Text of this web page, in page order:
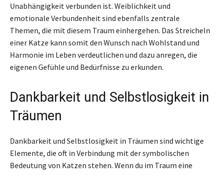
Unabhängigkeit verbunden ist. Weiblichkeit und
emotionale Verbundenheit sind ebenfalls zentrale
Themen, die mit diesem Traum einhergehen. Das Streicheln
einer Katze kann somit den Wunsch nach Wohlstand und
Harmonie im Leben verdeutlichen und dazu anregen, die
eigenen Gefühle und Bedürfnisse zu erkunden.
Dankbarkeit und Selbstlosigkeit in
Träumen
Dankbarkeit und Selbstlosigkeit in Träumen sind wichtige
Elemente, die oft in Verbindung mit der symbolischen
Bedeutung von Katzen stehen. Wenn du im Traum eine